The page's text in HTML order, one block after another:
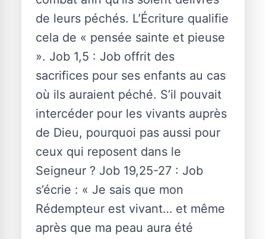
de leurs péchés. L’Écriture qualifie
cela de « pensée sainte et pieuse
». Job 1,5 : Job offrit des
sacrifices pour ses enfants au cas
où ils auraient péché. S’il pouvait
intercéder pour les vivants auprès
de Dieu, pourquoi pas aussi pour
ceux qui reposent dans le
Seigneur ? Job 19,25-27 : Job
s’écrie : « Je sais que mon
Rédempteur est vivant… et même
après que ma peau aura été